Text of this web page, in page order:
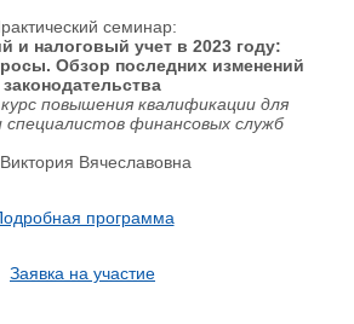
семинар:
и налоговый учет в 2023 году:
Обзор последних изменений
законодательства
повышения квалификации для
специалистов финансовых служб
Вячеславовна
программа
Заявка на участие